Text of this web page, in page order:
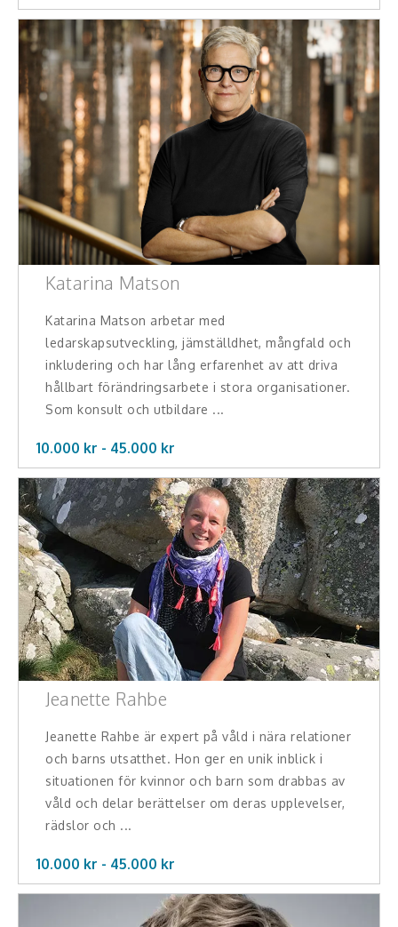
Katarina Matson
Katarina Matson arbetar med
ledarskapsutveckling, jämställdhet, mångfald och
inkludering och har lång erfarenhet av att driva
hållbart förändringsarbete i stora organisationer.
Som konsult och utbildare ...
10.000 kr - 45.000 kr
Jeanette Rahbe
Jeanette Rahbe är expert på våld i nära relationer
och barns utsatthet. Hon ger en unik inblick i
situationen för kvinnor och barn som drabbas av
våld och delar berättelser om deras upplevelser,
rädslor och ...
10.000 kr - 45.000 kr